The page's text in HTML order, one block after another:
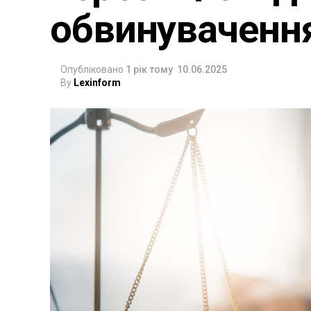
Опубліковано 1 рік тому 10.06.2025
By Lexinform